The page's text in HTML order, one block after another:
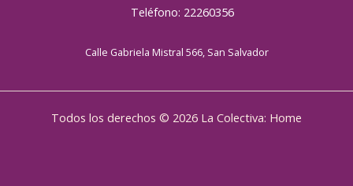
Teléfono: 22260356
Calle Gabriela Mistral 566, San Salvador
Todos los derechos © 2026 La Colectiva: Home